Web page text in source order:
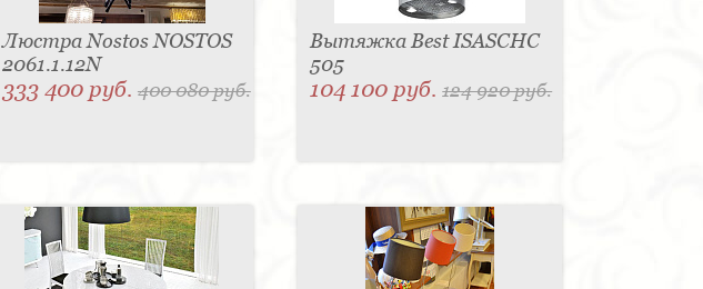
Люстра Nostos NOSTOS
2061.1.12N
333 400 руб. 400 080 руб.
Вытяжка Best ISASCHC
505
104 100 руб.124 920 руб.